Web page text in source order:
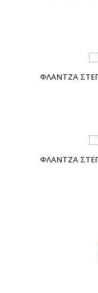
ΦΛΑΝΤΖΑ
ΦΛΑΝΤΖΑ